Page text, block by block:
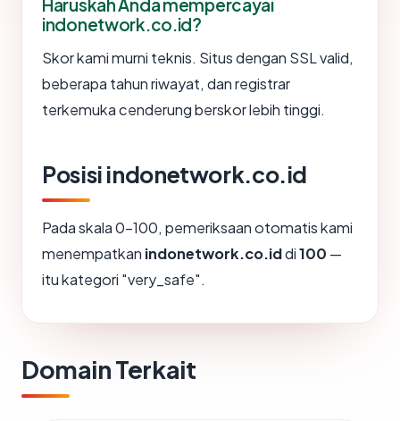
Haruskah Anda mempercayai
indonetwork.co.id?
Skor kami murni teknis. Situs dengan SSL valid,
beberapa tahun riwayat, dan registrar
terkemuka cenderung berskor lebih tinggi.
Posisi indonetwork.co.id
Pada skala 0-100, pemeriksaan otomatis kami
menempatkan indonetwork.co.iddi100 —
itu kategori "very_safe".
Domain Terkait